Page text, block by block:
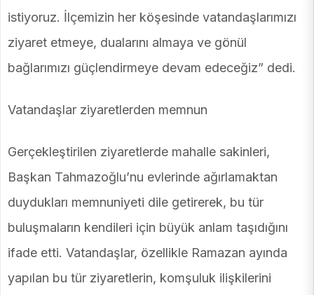
istiyoruz. İlçemizin her köşesinde vatandaşlarımızı
ziyaret etmeye, dualarını almaya ve gönül
bağlarımızı güçlendirmeye devam edeceğiz” dedi.
Vatandaşlar ziyaretlerden memnun
Gerçekleştirilen ziyaretlerde mahalle sakinleri,
Başkan Tahmazoğlu’nu evlerinde ağırlamaktan
duydukları memnuniyeti dile getirerek, bu tür
buluşmaların kendileri için büyük anlam taşıdığını
ifade etti. Vatandaşlar, özellikle Ramazan ayında
yapılan bu tür ziyaretlerin, komşuluk ilişkilerini